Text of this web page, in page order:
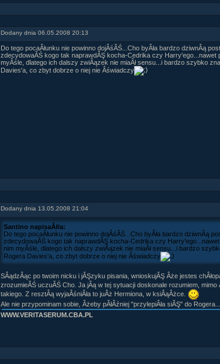
Dodany dnia 06.05.2008 20:13
Do tego pocaÂłunku nie powinno dojÂśĂŚ...Cho byÂła bardzo dziwnÂą
zdecydowaĂŚ kogo tak naprawdĂŞ kocha-Cedrika czy Harry'ego...nawet
myÂśle, dlatego ich dalszy zwiÂązek nie miaÂł sensu...i bardzo szybko
Davies'a, co zbyt dobrze o niej nie Âświadczy
Dodany dnia 13.05.2008 21:04
Santino napisaÂł/a:
Do tego pocaÂłunku nie powinno dojÂśĂŚ...Cho byÂła bardzo dziwnÂą
zdecydowaĂŚ kogo tak naprawdĂŞ kocha-Cedrika czy
nim myÂśle, dlatego ich dalszy zwiÂązek nie miaÂł sensu...i bardzo
Rogera Davies'a, co zbyt dobrze o niej nie Âświadczy
SÂądzÂąc po twoim nicku i jĂŞzyku pisania, wnioskujĂŞ Âże jestes
zrozumieĂŚ uczuĂŚ Cho. Ja jÂą w tej sytuacji doskonale rozumiem, mimo
takiego. Z resztÂą wyjaÂśniÂła to juÂż Hermiona, w ksiÂąÂżce.
Ale nie przypominam sobie, Âżeby pĂłÂźniej "przylepiÂła siĂŞ" do
WWW.VERITASERUM.CBA.PL